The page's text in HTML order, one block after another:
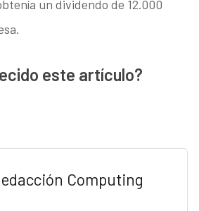
un dividendo de 12.000
este artículo?
Computing